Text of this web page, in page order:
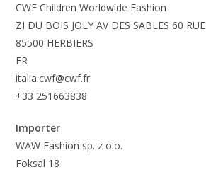
CWF Children Worldwide Fashion
ZI DU BOIS JOLY AV DES SABLES 60 RUE
85500 HERBIERS
FR
italia.cwf@cwf.fr
+33 251663838
Importer
WAW Fashion sp. z o.o.
Foksal 18